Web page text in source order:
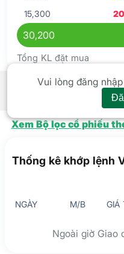
15,300
30,200
Tổng KL đặt mua
Tín hiệu kỹ thuật
Vui lòng đăng
Xem Bộ lọc cổ phiếu
Thống kê khớp lệnh
NGÀY M/B GIÁ
Ngoài giờ Giao